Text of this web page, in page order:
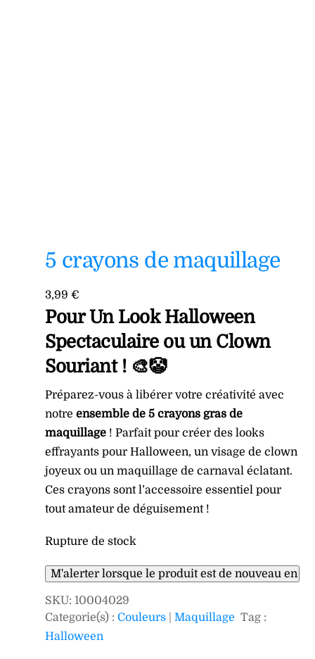
5 crayons de maquillage
3,99€
Pour Un Look Halloween
Spectaculaire ou un Clown
Souriant ! 🎨🤡
Préparez-vous à libérer votre créativité avec
notreensemble de 5 crayons gras de
maquillage ! Parfait pour créer des looks
effrayants pour Halloween, un visage de clown
joyeux ou un maquillage de carnaval éclatant.
Ces crayons sont l’accessoire essentiel pour
tout amateur de déguisement !
Rupture de stock
SKU:10004029
Categorie(s) :Couleurs |Maquillage Tag :
Halloween